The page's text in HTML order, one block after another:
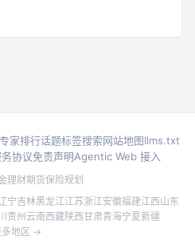
专家排行话题标签搜索网站地图llms.txt
协议免责声明Agentic Web 接入
理财期货保险规划
宁吉林黑龙江江苏浙江安徽福建江西山东
贵州云南西藏陕西甘肃青海宁夏新疆
多地区 →